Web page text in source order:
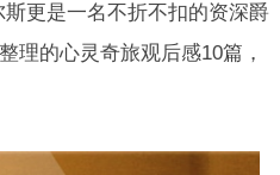
更是一名不折不扣的资深爵
理的心灵奇旅观后感10篇，